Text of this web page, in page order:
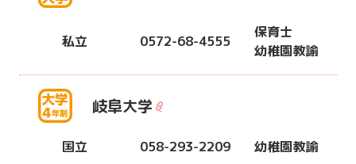
私立 0572-68-4555
保育士
幼稚園教諭
岐阜大学
国立 058-293-2209 幼稚園教諭